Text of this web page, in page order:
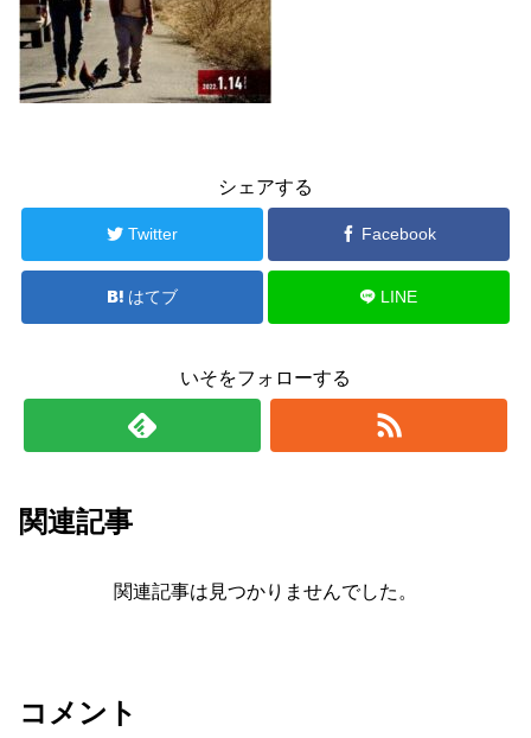
シェアする
Twitter Facebook
はてブ LINE
いそをフォローする
関連記事
関連記事は見つかりませんでした。
コメント